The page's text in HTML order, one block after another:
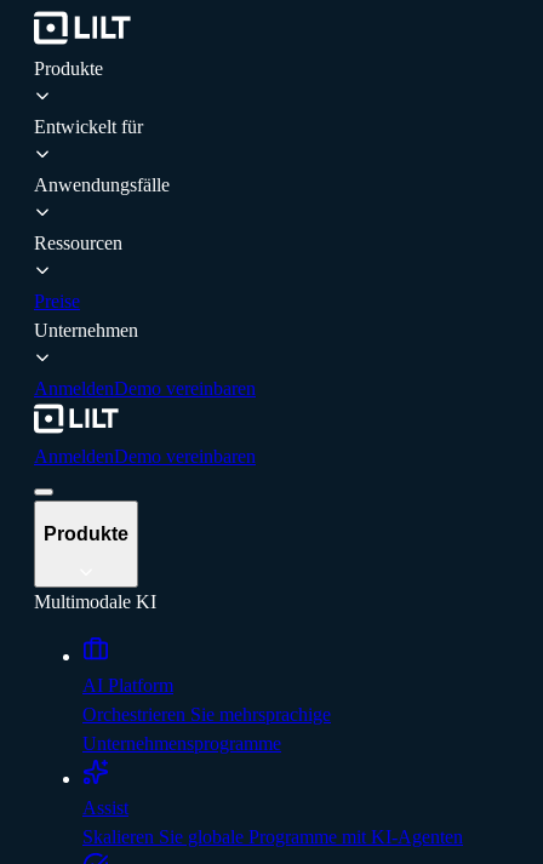
Produkte
Entwickelt für
Anwendungsfälle
Ressourcen
Preise
Unternehmen
AnmeldenDemo vereinbaren
AnmeldenDemo vereinbaren
Produkte
Multimodale KI
AI Platform
Orchestrieren Sie mehrsprachige
Unternehmensprogramme
Assist
Skalieren Sie globale Programme mit KI-Agenten